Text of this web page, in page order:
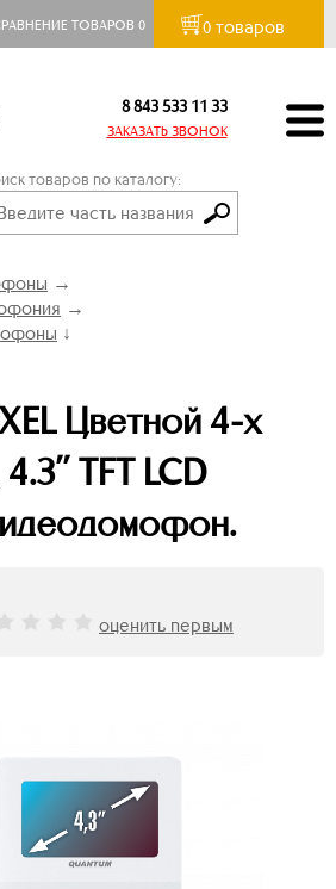
ТОВАРОВ0 0 товаров
8 843 533 11 33
ЗАКАЗАТЬ ЗВОНОК
товаров по каталогу:
→
→
↓
Цветной 4-x
TFT LCD
оценить первым